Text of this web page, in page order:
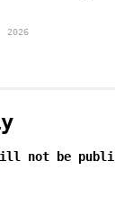
2026
not be